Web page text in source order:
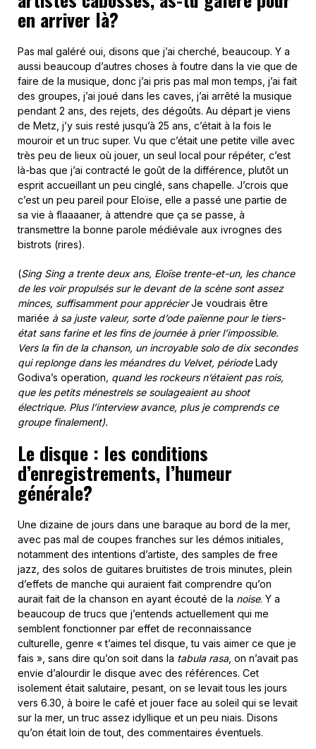
en arriver là?
Pas mal galéré oui, disons que j’ai cherché, beaucoup. Y a
aussi beaucoup d’autres choses à foutre dans la vie que de
faire de la musique, donc j’ai pris pas mal mon temps, j’ai fait
des groupes, j’ai joué dans les caves, j’ai arrêté la musique
pendant 2 ans, des rejets, des dégoûts. Au départ je viens
de Metz, j’y suis resté jusqu’à 25 ans, c’était à la fois le
mouroir et un truc super. Vu que c’était une petite ville avec
très peu de lieux où jouer, un seul local pour répéter, c’est
là-bas que j’ai contracté le goût de la différence, plutôt un
esprit accueillant un peu cinglé, sans chapelle. J’crois que
c’est un peu pareil pour Eloïse, elle a passé une partie de
sa vie à flaaaaner, à attendre que ça se passe, à
transmettre la bonne parole médiévale aux ivrognes des
bistrots (rires).
(Sing Sing a trente deux ans, Eloïse trente-et-un, les chance
de les voir propulsés sur le devant de la scène sont assez
minces, suffisamment pour apprécierJe voudrais être
mariée à sa juste valeur, sorte d’ode païenne pour le tiers-
état sans farine et les fins de journée à prier l’impossible.
Vers la fin de la chanson, un incroyable solo de dix secondes
qui replonge dans les méandres du Velvet, périodeLady
Godiva’s operation, quand les rockeurs n’étaient pas rois,
que les petits ménestrels se soulageaient au shoot
électrique. Plus l’interview avance, plus je comprends ce
groupe finalement).
Le disque : les conditions
d’enregistrements, l’humeur
générale?
Une dizaine de jours dans une baraque au bord de la mer,
avec pas mal de coupes franches sur les démos initiales,
notamment des intentions d’artiste, des samples de free
jazz, des solos de guitares bruitistes de trois minutes, plein
d’effets de manche qui auraient fait comprendre qu’on
aurait fait de la chanson en ayant écouté de la noise. Y a
beaucoup de trucs que j’entends actuellement qui me
semblent fonctionner par effet de reconnaissance
culturelle, genre « t’aimes tel disque, tu vais aimer ce que je
fais », sans dire qu’on soit dans la tabula rasa, on n’avait pas
envie d’alourdir le disque avec des références. Cet
isolement était salutaire, pesant, on se levait tous les jours
vers 6.30, à boire le café et jouer face au soleil qui se levait
sur la mer, un truc assez idyllique et un peu niais. Disons
qu’on était loin de tout, des commentaires éventuels.